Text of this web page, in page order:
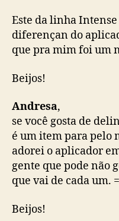
Este da linha
diferençan do
que pra mim foi um
Beijos!
Andresa,
se você gosta de
é um item para pelo
adorei o aplicador
gente que pode não
que vai de cada um.
Beijos!